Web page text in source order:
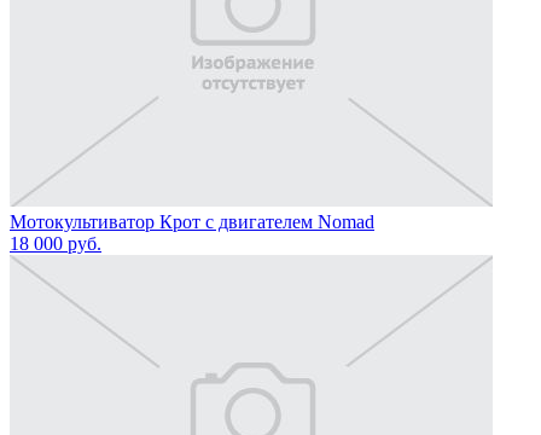
Мотокультиватор Крот с двигателем Nomad
18 000 руб.